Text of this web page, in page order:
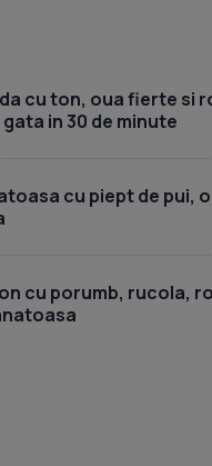
cu ton, oua fierte si
in 30 de minute
cu piept de pui,
cu porumb, rucola,